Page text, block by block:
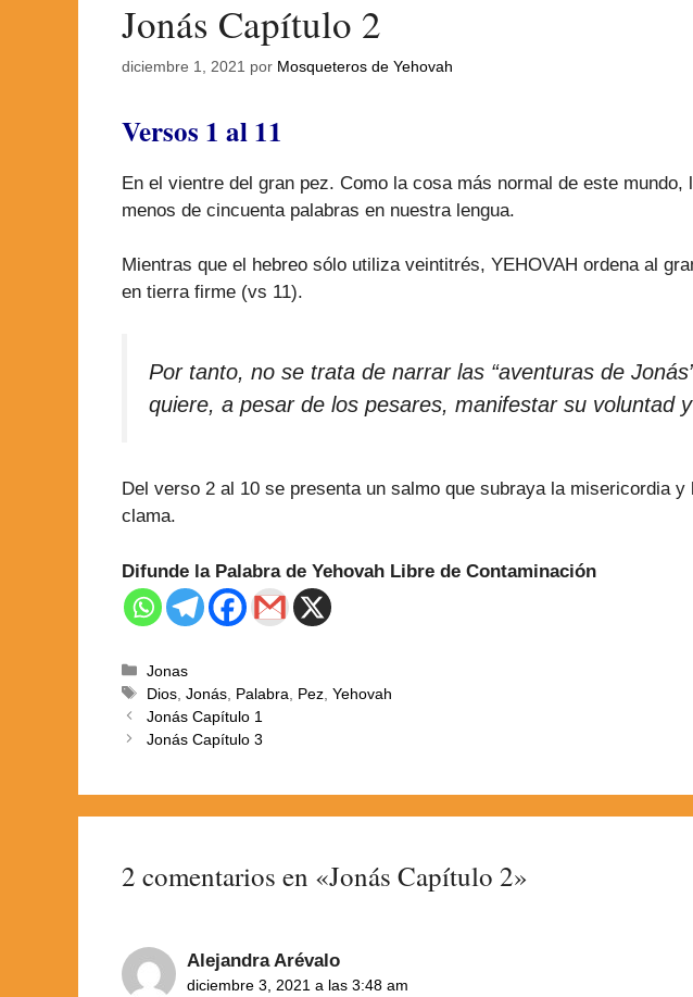
Jonás Capítulo 2
diciembre 1, 2021 por Mosqueteros de Yehovah
Versos 1 al 11
En el vientre del gran pez. Como la cosa más normal de este
menos de cincuenta palabras en nuestra lengua.
Mientras que el hebreo sólo utiliza veintitrés, YEHOVAH ordena al
en tierra firme (vs 11).
Por tanto, no se trata de narrar las “aventuras de
quiere, a pesar de los pesares, manifestar su voluntad
Del verso 2 al 10 se presenta un salmo que subraya la misericordia
clama.
Difunde la Palabra de Yehovah Libre de Contaminación
Jonas
Dios ,Jonás Palabra Pez ,Yehovah
Jonás Capítulo 1
Jonás Capítulo 3
2 comentarios en «Jonás Capítulo 2»
Alejandra Arévalo
diciembre 3, 2021 a las 3:48 am